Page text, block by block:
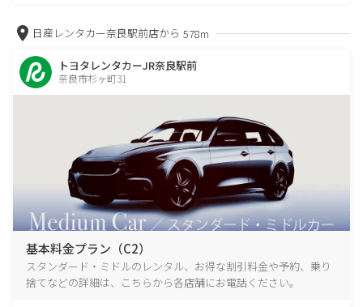
日産レンタカー奈良駅前店から 578m
トヨタレンタカーJR奈良駅前
奈良市杉ヶ町31
基本料金プラン（C2）
スタンダード・ミドルのレンタル、お得な割引料金や予約、乗り
捨てなどの詳細は、こちらから各店舗にお電話ください。